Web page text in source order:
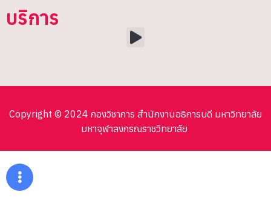
บริการ
Copyright © 2024 กองวิชาการ สำนักงานอธิการบดี มหาวิทยาลัย
มหาจุฬาลงกรณราชวิทยาลัย